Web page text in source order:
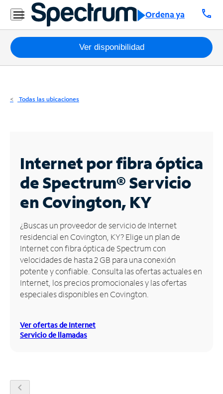
Ordena ya call
Residencial
Business
Paquetes
Internet
Business
Contáctanos
Inglés
Administrar
cuenta
Encuentra
una
tienda
Ver disponibilidad
Todas las ubicaciones
Internet por fibra óptica
de Spectrum®Servicio
en Covington, KY
¿Buscas un proveedor de servicio de Internet
residencial en Covington, KY? Elige un plan de
Internet con fibra óptica de Spectrum con
velocidades de hasta 2 GB para una conexión
potente y confiable. Consulta las ofertas actuales en
Internet, los precios promocionales y las ofertas
especiales disponibles en Covington.
Ver ofertas de Internet
Servicio de llamadas
chevron_left